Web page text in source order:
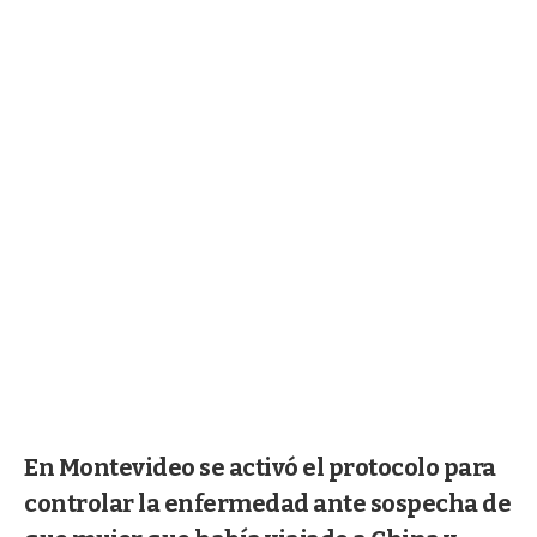
En Montevideo se activó el protocolo para
controlar la enfermedad ante sospecha de